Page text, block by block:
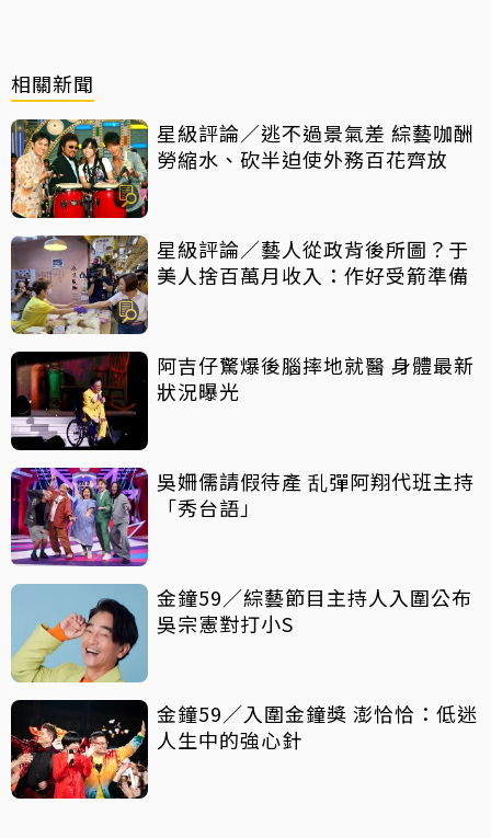
相關新聞
星級評論／逃不過景氣差 綜藝咖酬
勞縮水、砍半迫使外務百花齊放
星級評論／藝人從政背後所圖？于
美人捨百萬月收入：作好受箭準備
阿吉仔驚爆後腦摔地就醫 身體最新
狀況曝光
吳姍儒請假待產 乱彈阿翔代班主持
「秀台語」
金鐘59／綜藝節目主持人入圍公布
吳宗憲對打小S
金鐘59／入圍金鐘獎 澎恰恰：低迷
人生中的強心針